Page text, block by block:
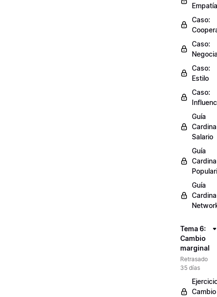
Empatía
Caso:
Caso:
Caso:
Estilo
Caso:
Guía
Salario
Guía
Guía
Tema 6:
Cambio
marginal
Retrasado
35 días
Cambio